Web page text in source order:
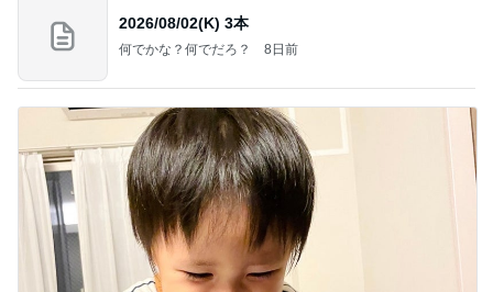
2026/08/02(K) 3本
何でかな？何でだろ？ 8日前